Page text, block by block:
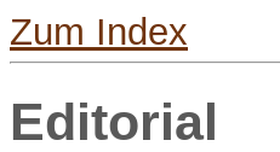
Zum Index
Editorial